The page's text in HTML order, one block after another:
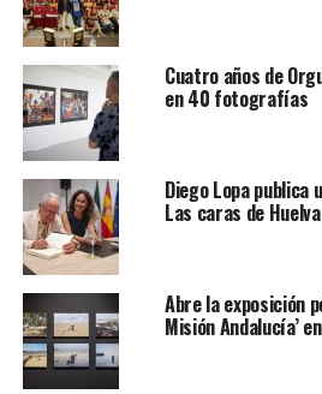
Cuatro años de
en 40 fotografías
Diego Lopa publica
Las caras de
Abre la exposición
Misión Andalucía’